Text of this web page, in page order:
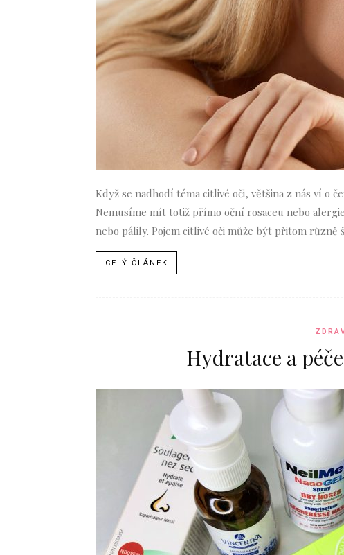
Když se nadhodí téma citlivé oči, většina z nás ví o
Nemusíme mít totiž přímo oční rosaceu nebo
nebo pálily. Pojem citlivé oči může být přitom různě
CELÝ ČLÁNEK
Hydratace a